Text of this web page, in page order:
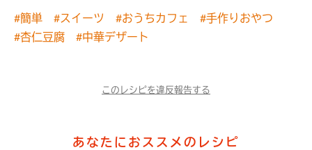
#簡単 #スイーツ #おうちカフェ
#手作りおやつ
#杏仁豆腐
#中華デザート
このレシピを違反報告する
あなたにおススメのレシピ